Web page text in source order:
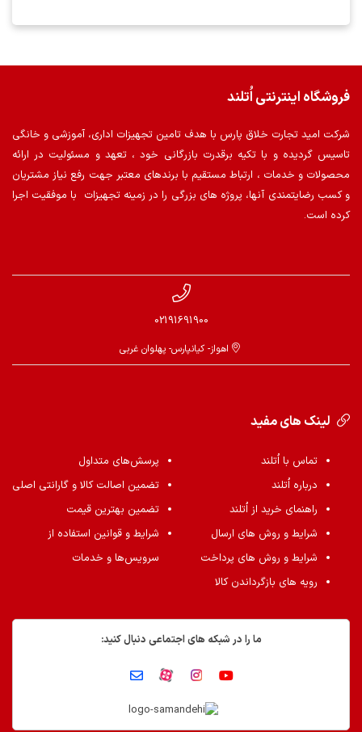
فروشگاه اینترنتی اُتلند
شرکت امید تجارت خلاق پارس با هدف تامین تجهیزات اداری، آموزشی و خانگی
تاسیس گردیده و با تکیه برقدرت بازرگانی خود ، تعهد و مسئولیت در ارائه
محصولات و خدمات ، ارتباط مستقیم با برندهای معتبر جهت رفع نیاز مشتریان
و کسب رضایتمندی آنها، پروژه های بزرگی را در زمینه تجهیزات با موفقیت اجرا
کرده است.
02191691900
اهواز- کیانپارس- پهلوان غربی
لینک های مفید
تماس با اُتلند
درباره اُتلند
راهنمای خرید از اُتلند
شرایط و روش های ارسال
شرایط و روش های پرداخت
رویه های بازگرداندن کالا
پرسش‌های متداول
تضمین اصالت کالا و گارانتی اصلی
تضمین بهترین قیمت
شرایط و قوانین استفاده از
سرویس‌ها و خدمات
ما را در شبکه های اجتماعی دنبال کنید: